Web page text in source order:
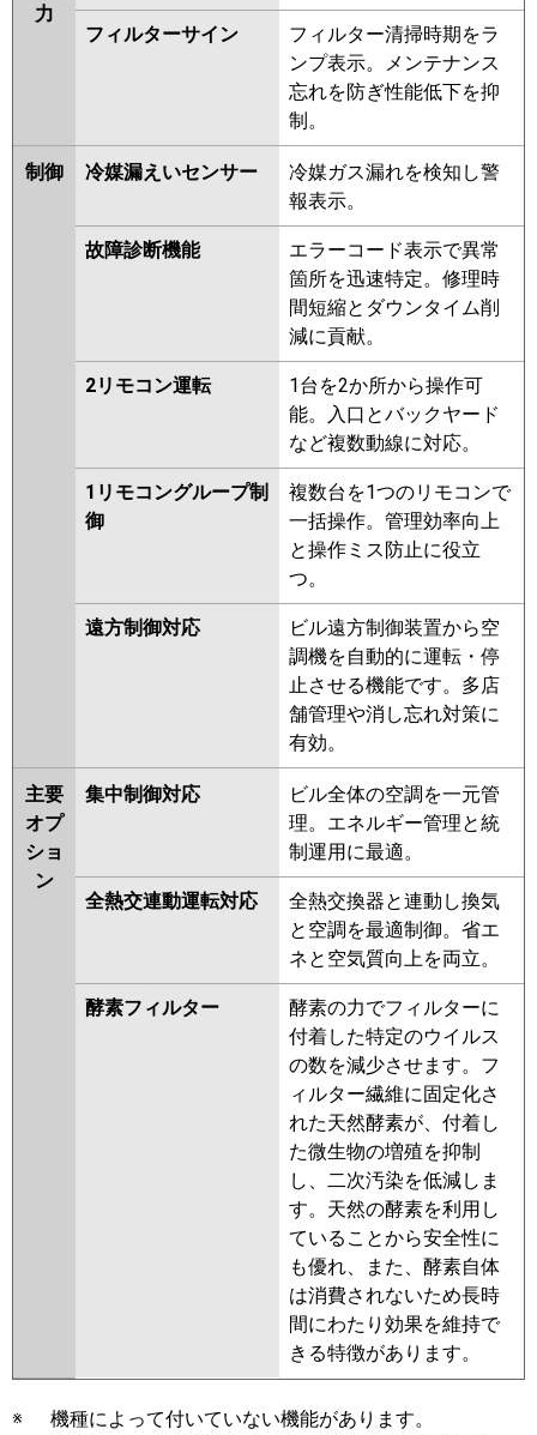
力
フィルターサイン
フィルター清掃時期をラ
ンプ表示。メンテナンス
忘れを防ぎ性能低下を抑
制。
制御 冷媒漏えいセンサー
冷媒ガス漏れを検知し警
報表示。
故障診断機能
エラーコード表示で異常
箇所を迅速特定。修理時
間短縮とダウンタイム削
減に貢献。
2リモコン運転
1台を2か所から操作可
能。入口とバックヤード
など複数動線に対応。
1リモコングループ制
御
複数台を1つのリモコンで
一括操作。管理効率向上
と操作ミス防止に役立
つ。
遠方制御対応
ビル遠方制御装置から空
調機を自動的に運転・停
止させる機能です。多店
舗管理や消し忘れ対策に
有効。
主要
オプ
ショ
ン
集中制御対応
ビル全体の空調を一元管
理。エネルギー管理と統
制運用に最適。
全熱交連動運転対応
全熱交換器と連動し換気
と空調を最適制御。省エ
ネと空気質向上を両立。
酵素フィルター
酵素の力でフィルターに
付着した特定のウイルス
の数を減少させます。フ
ィルター繊維に固定化さ
れた天然酵素が、付着し
た微生物の増殖を抑制
し、二次汚染を低減しま
す。天然の酵素を利用し
ていることから安全性に
も優れ、また、酵素自体
は消費されないため長時
間にわたり効果を維持で
きる特徴があります。
※
機種によって付いていない機能があります。